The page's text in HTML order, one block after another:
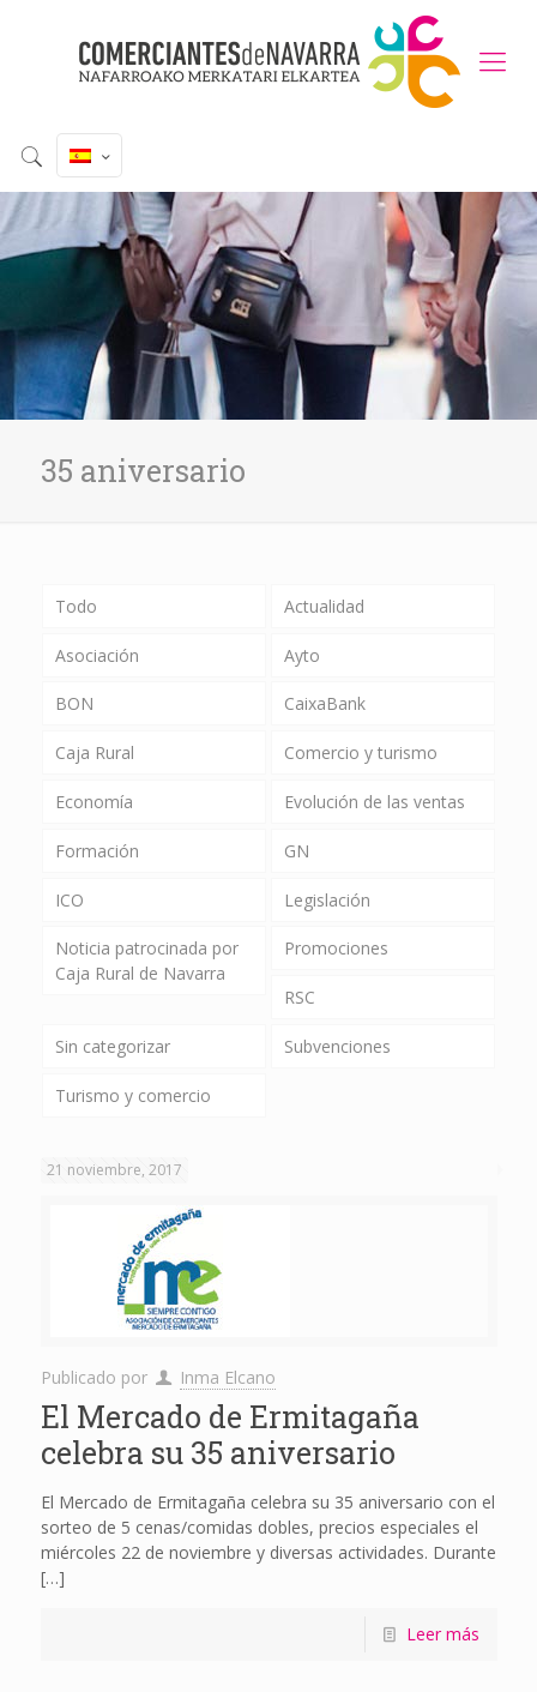
35 aniversario
Todo Actualidad
Asociación Ayto
BON CaixaBank
Caja Rural Comercio y turismo
Economía Evolución de las ventas
Formación GN
ICO Legislación
Noticia patrocinada por
Caja Rural de Navarra
Promociones
RSC
Sin categorizar Subvenciones
Turismo y comercio
21 noviembre, 2017
Publicado por Inma Elcano
El Mercado de Ermitagaña
celebra su 35 aniversario
El Mercado de Ermitagaña celebra su 35 aniversario con el
sorteo de 5 cenas/comidas dobles, precios especiales el
miércoles 22 de noviembre y diversas actividades. Durante
[…]
Leer más